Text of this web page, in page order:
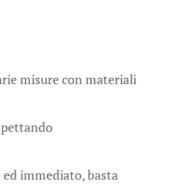
misure con materiali
ed immediato, basta